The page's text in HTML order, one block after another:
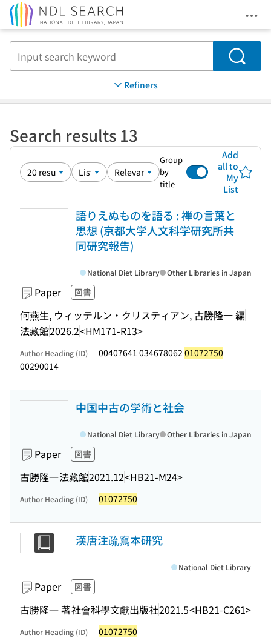
Search
Refiners
Search results 13
Group
by
title
Add
all to
My
List
語りえぬものを語る : 禅の言葉と
思想 (京都大学人文科学研究所共
同研究報告)
Paper 図書
何燕生, ウィッテルン・クリスティアン, 古勝隆一 編
法藏館2026.2<HM171-R13>
National Diet Library Other Libraries in Japan
Author Heading (ID) 00407641 034678062 01072750
00290014
中国中古の学術と社会
Paper 図書
古勝隆一法藏館2021.12<HB21-M24>
National Diet Library Other Libraries in Japan
Author Heading (ID) 01072750
漢唐注疏寫本研究
Paper 図書
古勝隆一 著社會科學文獻出版社2021.5<HB21-C261>
National Diet Library
Author Heading (ID) 01072750